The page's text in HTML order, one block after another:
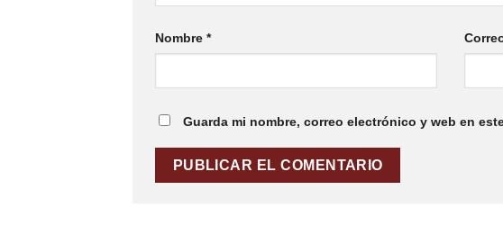
Nombre *
Guarda mi nombre, correo electrónico y web en